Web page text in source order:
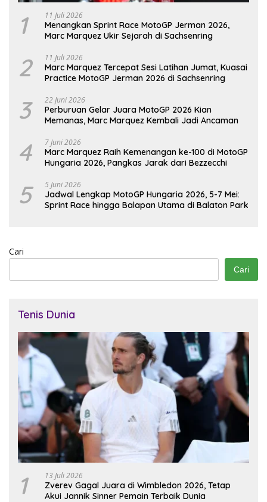
1 11 Juli 2026
Menangkan Sprint Race MotoGP Jerman 2026,
Marc Marquez Ukir Sejarah di Sachsenring
2 11 Juli 2026
Marc Marquez Tercepat Sesi Latihan Jumat, Kuasai
Practice MotoGP Jerman 2026 di Sachsenring
3 22 Juni 2026
Perburuan Gelar Juara MotoGP 2026 Kian
Memanas, Marc Marquez Kembali Jadi Ancaman
4 7 Juni 2026
Marc Marquez Raih Kemenangan ke-100 di MotoGP
Hungaria 2026, Pangkas Jarak dari Bezzecchi
5 5 Juni 2026
Jadwal Lengkap MotoGP Hungaria 2026, 5-7 Mei:
Sprint Race hingga Balapan Utama di Balaton Park
Cari
Cari
Tenis Dunia
1 13 Juli 2026
Zverev Gagal Juara di Wimbledon 2026, Tetap
Akui Jannik Sinner Pemain Terbaik Dunia